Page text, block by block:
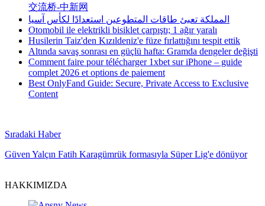
交流桥-中新网
المملكة تعبئ طاقات المتطوعين استعدادًا لكأس آسيا
Otomobil ile elektrikli bisiklet çarpıştı; 1 ağır yaralı
Husilerin Taiz'den Kızıldeniz'e füze fırlattığını tespit ettik
Altında savaş sonrası en güçlü hafta: Gramda dengeler değişti
Comment faire pour télécharger 1xbet sur iPhone – guide
complet 2026 et options de paiement
Best OnlyFand Guide: Secure, Private Access to Exclusive
Content
Sıradaki Haber
Güven Yalçın Fatih Karagümrük formasıyla Süper Lig'e dönüyor
HAKKIMIZDA